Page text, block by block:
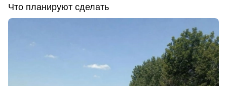
Что планируют сделать